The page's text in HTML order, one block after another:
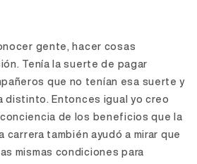
gente, hacer cosas
Tenía la suerte de pagar
que no tenían esa suerte y
distinto. Entonces igual yo creo
de los beneficios que la
carrera también ayudó a mirar que
mismas condiciones para